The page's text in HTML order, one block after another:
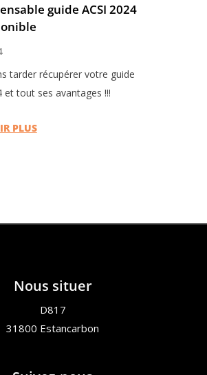
guide ACSI 2024
tarder récupérer votre guide
et tout ses avantages !!!
PLUS
Nous situer
D817
31800 Estancarbon